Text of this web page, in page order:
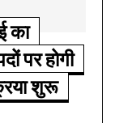
का
पर होगी
शुरू